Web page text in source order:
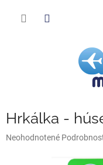
Hrkálka -
Priemerné
Neohodnotené